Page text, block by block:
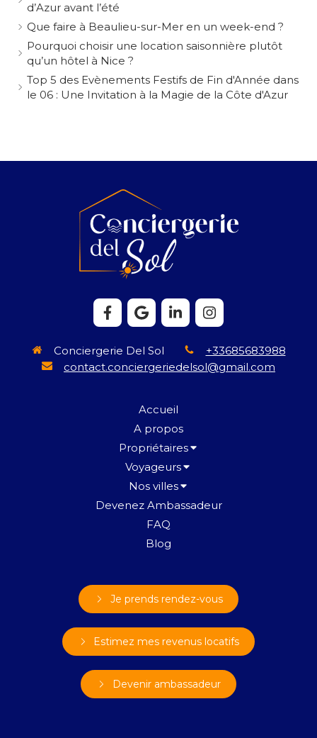
d’Azur avant l’été
Que faire à Beaulieu-sur-Mer en un week-end ?
Pourquoi choisir une location saisonnière plutôt
qu’un hôtel à Nice ?
Top 5 des Evènements Festifs de Fin d'Année dans
le 06 : Une Invitation à la Magie de la Côte d'Azur
Conciergerie Del Sol
+33685683988
contact.conciergeriedelsol@gmail.com
Accueil
A propos
Propriétaires
Voyageurs
Nos villes
Devenez Ambassadeur
FAQ
Blog
Je prends rendez-vous
Estimez mes revenus locatifs
Devenir ambassadeur